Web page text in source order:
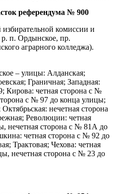
референдума № 900
комиссии и
п. Ордынское, пр.
аграрного колледжа).
– улицы: Алданская;
Граничная; Западная:
Кирова: четная сторона с №
с № 97 до конца улицы;
нечетная сторона
Революции: четная
нечетная сторона с № 81А до
четная сторона с № 92 до
Трактовая; Чехова: четная
нечетная сторона с № 23 до